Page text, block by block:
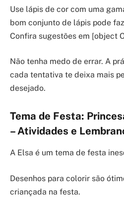
Use lápis de cor com uma
bom conjunto de lápis pode
Confira sugestões em [object
Não tenha medo de errar. A
cada tentativa te deixa mais
desejado.
Tema de Festa:
– Atividades e
A Elsa é um tema de festa
Desenhos para colorir são
criançada na festa.